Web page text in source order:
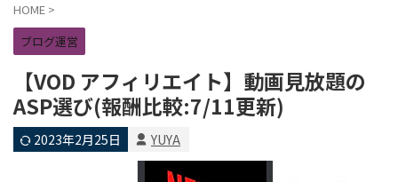
HOME >
ブログ運営
【VOD アフィリエイト】動画見放題の
ASP選び(報酬比較:7/11更新)
2023年2月25日 YUYA